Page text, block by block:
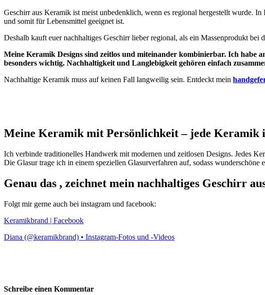
Geschirr aus Keramik ist meist unbedenklich, wenn es regional hergestellt wurde.
und somit für Lebensmittel geeignet ist.
Deshalb kauft euer nachhaltiges Geschirr lieber regional, als ein Massenprodukt
Meine Keramik Designs sind zeitlos und miteinander kombinierbar. Ich habe
besonders wichtig. Nachhaltigkeit und Langlebigkeit gehören einfach
Nachhaltige Keramik muss auf keinen Fall langweilig sein. Entdeckt mein
Meine Keramik mit Persönlichkeit – jede Keramik
Ich verbinde traditionelles Handwerk mit modernen und zeitlosen Designs. Jedes
Die Glasur trage ich in einem speziellen Glasurverfahren auf, sodass
Genau das , zeichnet mein nachhaltiges Geschirr
Folgt mir gerne auch bei instagram und facebook:
Keramikbrand | Facebook
Diana (@keramikbrand) • Instagram-Fotos und -Videos
Schreibe einen Kommentar